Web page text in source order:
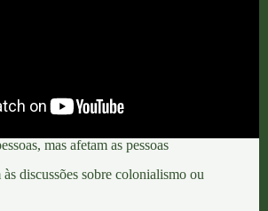
mas afetam as pessoas
discussões sobre colonialismo ou